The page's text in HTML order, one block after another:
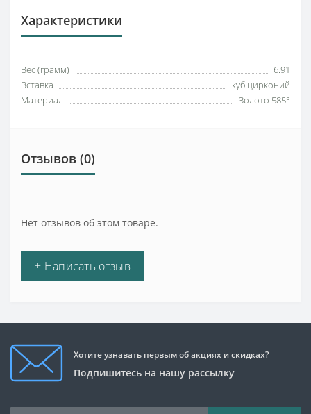
Характеристики
Вес (грамм)
6.91
Вставка
куб цирконий
Материал
Золото 585°
Отзывов (0)
Нет отзывов об этом товаре.
+ Написать отзыв
Хотите узнавать первым об акциях и скидках?
Подпишитесь на нашу рассылку